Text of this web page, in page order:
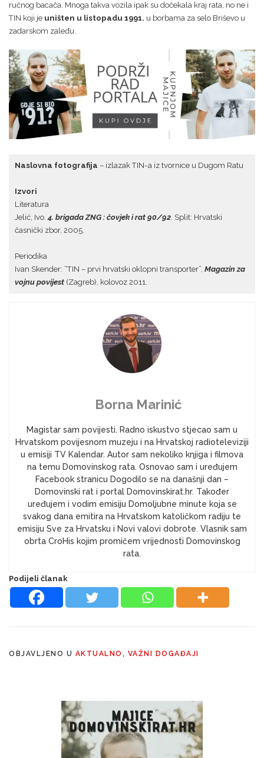
ručnog bacača. Mnoga takva vozila ipak su dočekala kraj rata, no ne i
TIN koji je uništen u listopadu 1991. u borbama za selo Briševo u
zadarskom zaleđu.
Naslovna fotografija – izlazak TIN-a iz tvornice u Dugom Ratu
Izvori
Literatura
Jelić, Ivo.4. brigada ZNG : čovjek i rat 90/92. Split: Hrvatski
časnički zbor, 2005.
Periodika
Ivan Skender: “TIN – prvi hrvatski oklopni transporter”, Magazin za
vojnu povijest (Zagreb), kolovoz 2011.
Borna Marinić
Magistar sam povijesti. Radno iskustvo stjecao sam u
Hrvatskom povijesnom muzeju i na Hrvatskoj radioteleviziji
u emisiji TV Kalendar. Autor sam nekoliko knjiga i filmova
na temu Domovinskog rata. Osnovao sam i uređujem
Facebook stranicu Dogodilo se na današnji dan –
Domovinski rat i portal Domovinskirat.hr. Također
uređujem i vodim emisiju Domoljubne minute koja se
svakog dana emitira na Hrvatskom katoličkom radiju te
emisiju Sve za Hrvatsku i Novi valovi dobrote. Vlasnik sam
obrta CroHis kojim promičem vrijednosti Domovinskog
rata.
Podijeli članak
OBJAVLJENO U AKTUALNO , VAŽNI DOGAĐAJI